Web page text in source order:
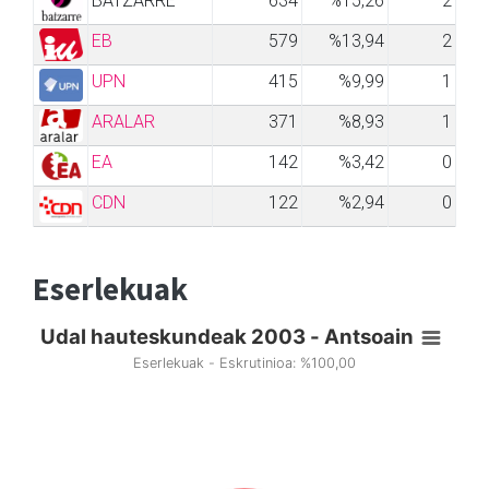
EB
579 %13,94
2
UPN
415 %9,99
1
ARALAR
371 %8,93
1
EA
142 %3,42
0
CDN
122 %2,94 0
Eserlekuak
Udal hauteskundeak 2003 - Antsoain
Eserlekuak - Eskrutinioa: %100,00